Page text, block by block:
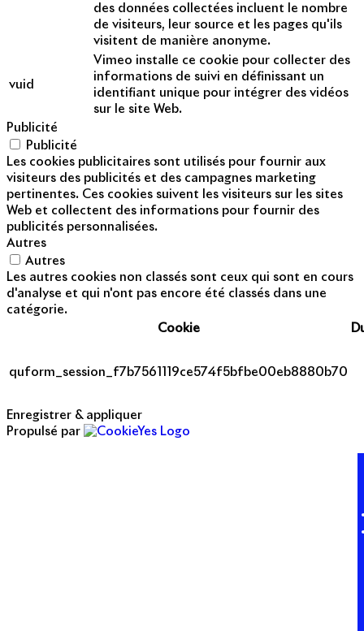
des données collectées incluent le nombre
de visiteurs, leur source et les pages qu'ils
visitent de manière anonyme.
vuid
Vimeo installe ce cookie pour collecter des
informations de suivi en définissant un
identifiant unique pour intégrer des vidéos
sur le site Web.
Publicité
Publicité
Les cookies publicitaires sont utilisés pour fournir aux
visiteurs des publicités et des campagnes marketing
pertinentes. Ces cookies suivent les visiteurs sur les sites
Web et collectent des informations pour fournir des
publicités personnalisées.
Autres
Autres
Les autres cookies non classés sont ceux qui sont en cours
d'analyse et qui n'ont pas encore été classés dans une
catégorie.
Cookie
quform_session_f7b7561119ce574f5bfbe00eb8880b70
Enregistrer & appliquer
Propulsé par